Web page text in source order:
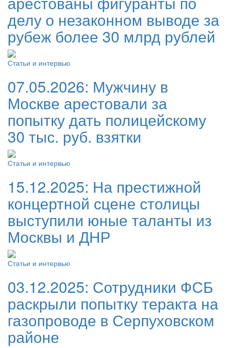
делу о незаконном выводе за
рубеж более 30 млрд рублей
Статьи и интервью
07.05.2026: Мужчину в
Москве арестовали за
попытку дать полицейскому
30 тыс. руб. взятки
Статьи и интервью
15.12.2025: На престижной
концертной сцене столицы
выступили юные таланты из
Москвы и ДНР
Статьи и интервью
03.12.2025: Сотрудники ФСБ
раскрыли попытку теракта на
газопроводе в Серпуховском
районе